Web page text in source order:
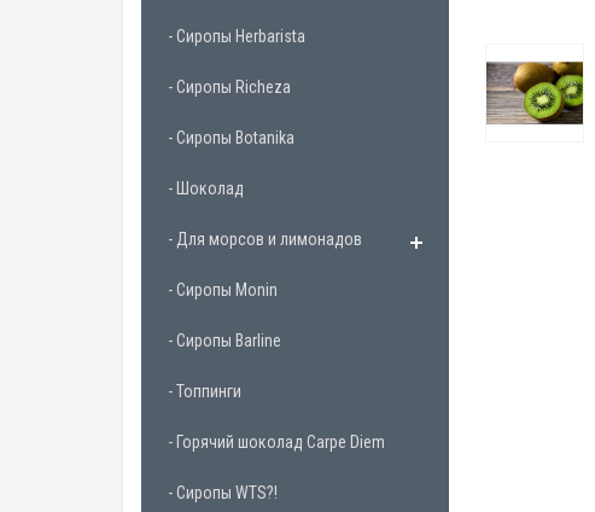
- Сиропы Herbarista
- Сиропы Richeza
- Сиропы Botanika
- Шоколад
- Для морсов и лимонадов
- Сиропы Monin
- Сиропы Barline
- Топпинги
- Горячий шоколад Carpe Diem
- Сиропы WTS?!